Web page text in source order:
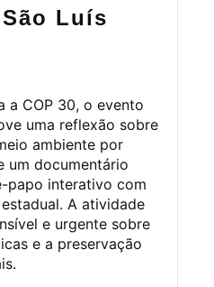
Luís
a COP 30, o evento
uma reflexão sobre
ambiente por
um documentário
papo interativo com
A atividade
e urgente sobre
e a preservação